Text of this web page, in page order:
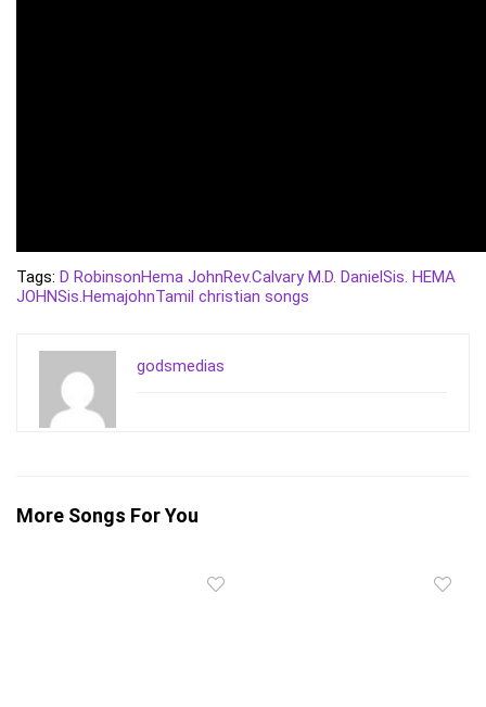
Tags: D RobinsonHema JohnRev.Calvary M.D. DanielSis. HEMA
JOHNSis.HemajohnTamil christian songs
godsmedias
More Songs For You